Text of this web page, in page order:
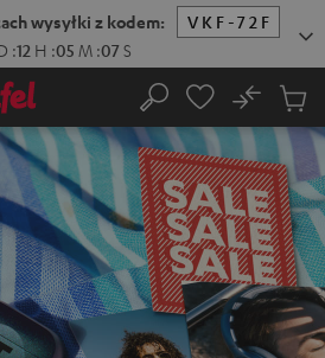
Szukaj
No
w